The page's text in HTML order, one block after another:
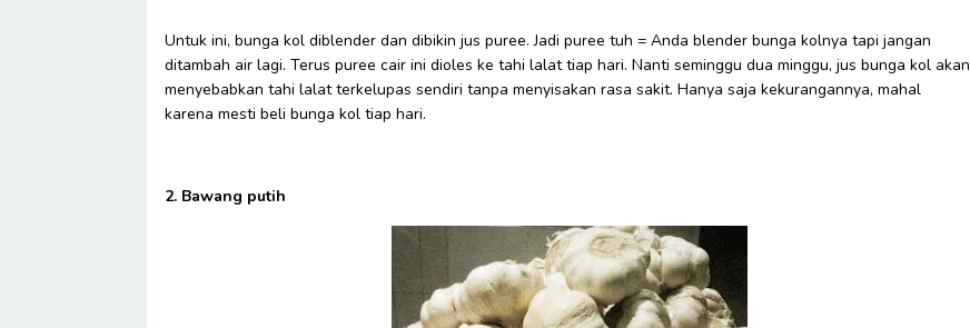
Untuk ini, bunga kol diblender dan dibikin jus puree. Jadi puree tuh = Anda blender bunga kolnya tapi jangan
ditambah air lagi. Terus puree cair ini dioles ke tahi lalat tiap hari. Nanti seminggu dua minggu, jus bunga kol akan
menyebabkan tahi lalat terkelupas sendiri tanpa menyisakan rasa sakit. Hanya saja kekurangannya, mahal
karena mesti beli bunga kol tiap hari.
2. Bawang putih